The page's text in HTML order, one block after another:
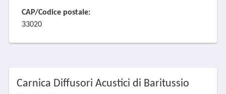
CAP/Codice postale:
33020
Carnica Diffusori Acustici di Baritussio